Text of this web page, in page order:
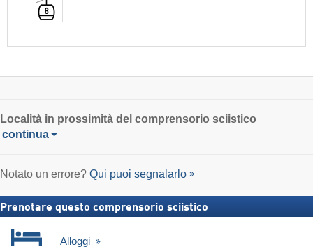
Località in prossimità del comprensorio sciistico
continua
Notato un errore? Qui puoi segnalarlo
Prenotare questo comprensorio sciistico
Alloggi